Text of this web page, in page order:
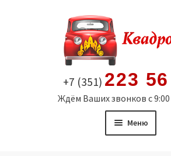
содержимому
+7 (351) 223
Ждём Ваших звонков с 9:00
Меню